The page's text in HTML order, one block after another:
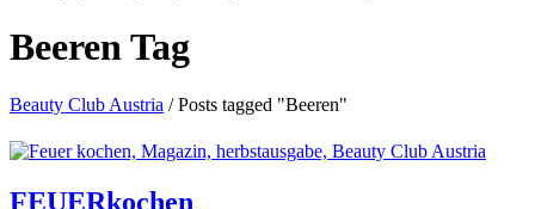
Beeren Tag
Beauty Club Austria /Posts tagged "Beeren"
FEUERkochen